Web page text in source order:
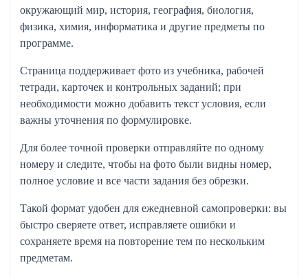
окружающий мир, история, география, биология,
физика, химия, информатика и другие предметы по
программе.
Страница поддерживает фото из учебника, рабочей
тетради, карточек и контрольных заданий; при
необходимости можно добавить текст условия, если
важны уточнения по формулировке.
Для более точной проверки отправляйте по одному
номеру и следите, чтобы на фото были видны номер,
полное условие и все части задания без обрезки.
Такой формат удобен для ежедневной самопроверки: вы
быстро сверяете ответ, исправляете ошибки и
сохраняете время на повторение тем по нескольким
предметам.